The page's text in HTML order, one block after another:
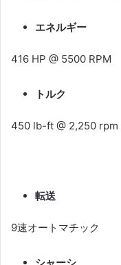
エネルギー
416 HP @ 5500 RPM
トルク
450 lb-ft @ 2,250 rpm
転送
9速オートマチック